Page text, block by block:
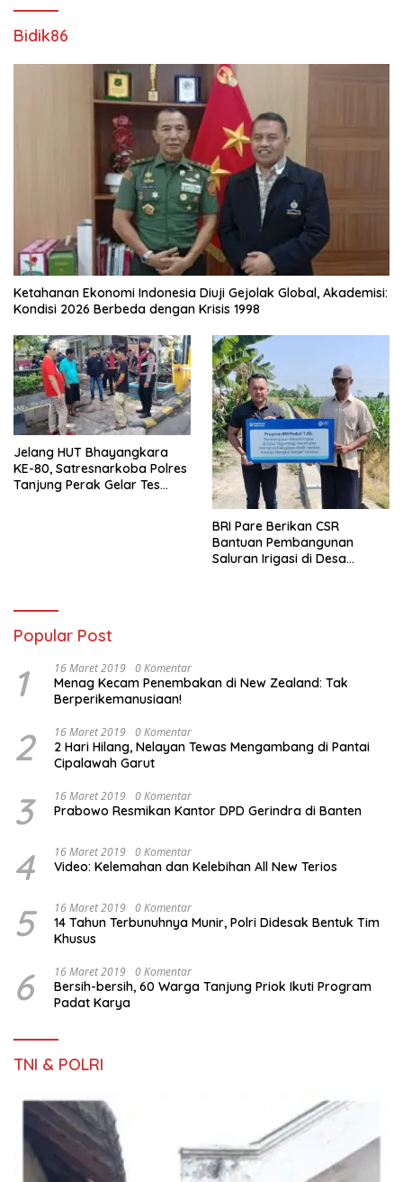
Bidik86
Ketahanan Ekonomi Indonesia Diuji Gejolak Global, Akademisi:
Kondisi 2026 Berbeda dengan Krisis 1998
Jelang HUT Bhayangkara
KE-80, Satresnarkoba Polres
Tanjung Perak Gelar Tes
BRI Pare Berikan CSR
Bantuan Pembangunan
Saluran Irigasi di Desa
Popular Post
1 16 Maret 2019 0 Komentar
Menag Kecam Penembakan di New Zealand: Tak
Berperikemanusiaan!
2 16 Maret 2019 0 Komentar
2 Hari Hilang, Nelayan Tewas Mengambang di Pantai
Cipalawah Garut
3 16 Maret 2019 0 Komentar
Prabowo Resmikan Kantor DPD Gerindra di Banten
4 16 Maret 2019 0 Komentar
Video: Kelemahan dan Kelebihan All New Terios
5 16 Maret 2019 0 Komentar
14 Tahun Terbunuhnya Munir, Polri Didesak Bentuk Tim
Khusus
6 16 Maret 2019 0 Komentar
Bersih-bersih, 60 Warga Tanjung Priok Ikuti Program
Padat Karya
TNI & POLRI